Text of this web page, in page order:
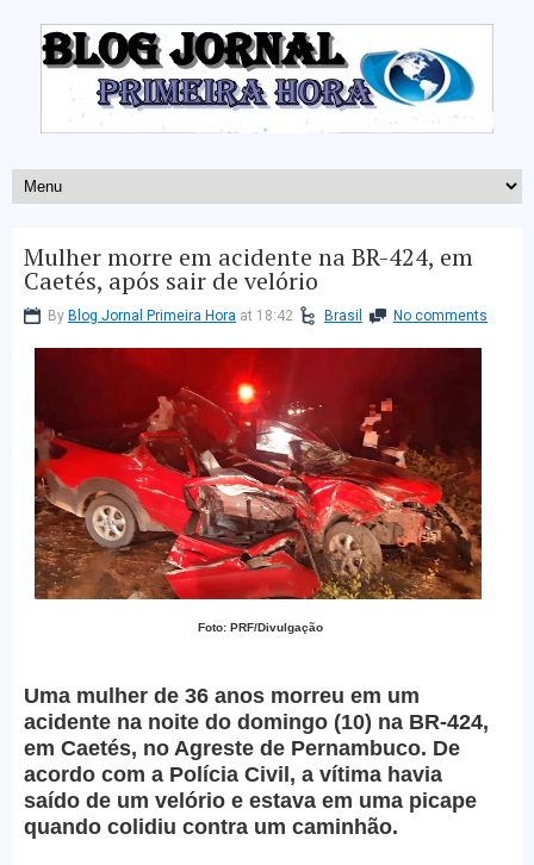
Mulher morre em acidente na BR-424, em
Caetés, após sair de velório
By Blog Jornal Primeira Hora at 18:42 Brasil No comments
Foto: PRF/Divulgação
Uma mulher de 36 anos morreu em um
acidente na noite do domingo (10) na BR-424,
em Caetés, no Agreste de Pernambuco. De
acordo com a Polícia Civil, a vítima havia
saído de um velório e estava em uma picape
quando colidiu contra um caminhão.